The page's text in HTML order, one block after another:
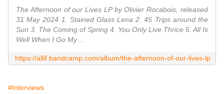
The Afternoon of our Lives LP by Olivier Rocabois, released
31 May 2024 1. Stained Glass Lena 2. 45 Trips around the
Sun 3. The Coming of Spring 4. You Only Live Thrice 5. All Is
Well When I Go My ...
https://allif.bandcamp.com/album/the-afternoon-of-our-lives-lp
#Interviews